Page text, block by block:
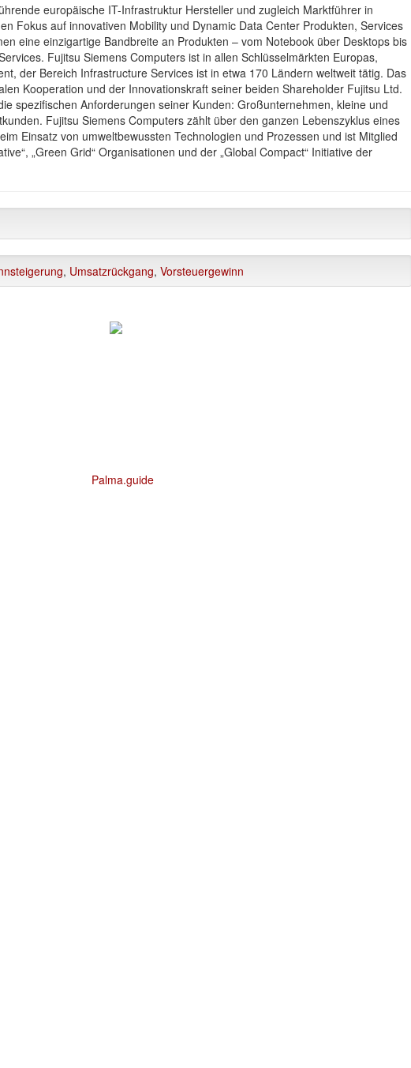
europäische IT-Infrastruktur Hersteller und zugleich Marktführer in
Fokus auf innovativen Mobility und Dynamic Data Center Produkten, Services
eine einzigartige Bandbreite an Produkten – vom Notebook über Desktops bis
Fujitsu Siemens Computers ist in allen Schlüsselmärkten Europas,
der Bereich Infrastructure Services ist in etwa 170 Ländern weltweit tätig. Das
Kooperation und der Innovationskraft seiner beiden Shareholder Fujitsu Ltd.
spezifischen Anforderungen seiner Kunden: Großunternehmen, kleine und
Fujitsu Siemens Computers zählt über den ganzen Lebenszyklus eines
Einsatz von umweltbewussten Technologien und Prozessen und ist Mitglied
„Green Grid“ Organisationen und der „Global Compact“ Initiative der
, Umsatzrückgang, Vorsteuergewinn